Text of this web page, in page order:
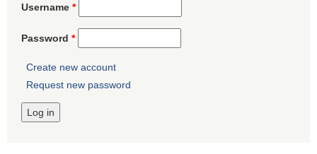
Username *
Password *
Create new account
Request new password